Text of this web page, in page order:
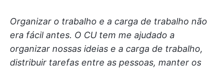
Organizar o trabalho e a carga de trabalho não
era fácil antes. O CU tem me ajudado a
organizar nossas ideias e a carga de trabalho,
distribuir tarefas entre as pessoas, manter os